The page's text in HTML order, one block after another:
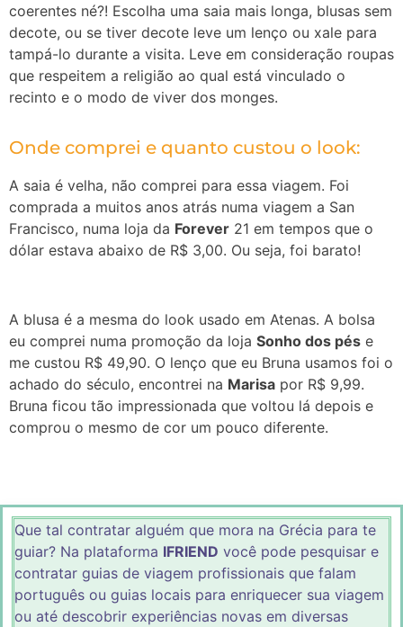
coerentes né?! Escolha uma saia mais longa, blusas sem
decote, ou se tiver decote leve um lenço ou xale para
tampá-lo durante a visita. Leve em consideração roupas
que respeitem a religião ao qual está vinculado o
recinto e o modo de viver dos monges.
Onde comprei e quanto custou o look:
A saia é velha, não comprei para essa viagem. Foi
comprada a muitos anos atrás numa viagem a San
Francisco, numa loja da Forever 21 em tempos que o
dólar estava abaixo de R$ 3,00. Ou seja, foi barato!
A blusa é a mesma do look usado em Atenas. A bolsa
eu comprei numa promoção da loja Sonho dos pés e
me custou R$ 49,90. O lenço que eu Bruna usamos foi o
achado do século, encontrei na Marisa por R$ 9,99.
Bruna ficou tão impressionada que voltou lá depois e
comprou o mesmo de cor um pouco diferente.
Que tal contratar alguém que mora na Grécia para te
guiar? Na plataforma IFRIEND você pode pesquisar e
contratar guias de viagem profissionais que falam
português ou guias locais para enriquecer sua viagem
ou até descobrir experiências novas em diversas